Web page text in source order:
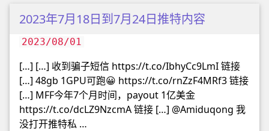
2023年7月18日到7月24日推特内容
2023/08/01
[…] […] 收到骗子短信 https://t.co/IbhyCc9LmI 链接
[…] 48gb 1GPU可跑😀 https://t.co/rnZzF4MRf3 链接
[…] MFF今年7个月时间，payout 1亿美金
https://t.co/dcLZ9NzcmA 链接 […] @Amiduqong 我
没打开推特私 …